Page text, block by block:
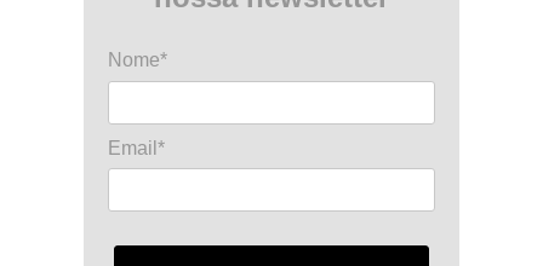
Nome*
Email*